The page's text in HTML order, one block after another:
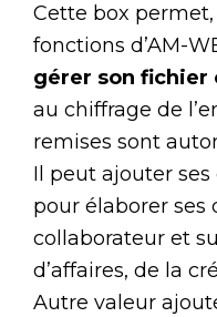
Cette box
fonctions d’AM-
gérer son fichier
au chiffrage de
remises sont
Il peut ajouter
pour élaborer ses
collaborateur et
d’affaires, de la
Autre valeur